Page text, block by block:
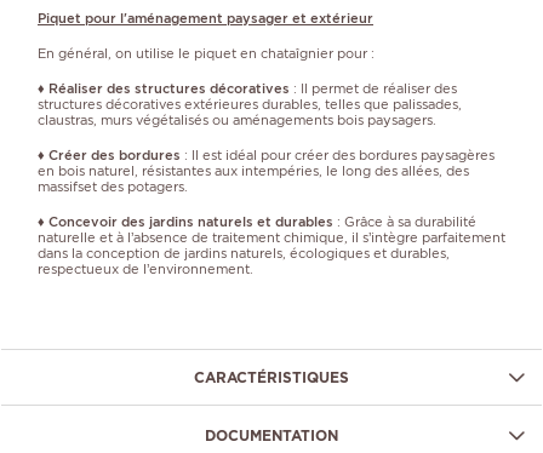
Piquet pour l'aménagement paysager et extérieur
En général, on utilise le piquet en chataîgnier pour :
♦ Réaliser des structures décoratives : Il permet de réaliser des
structures décoratives extérieures durables, telles que palissades,
claustras, murs végétalisés ou aménagements bois paysagers.
♦ Créer des bordures : Il est idéal pour créer des bordures paysagères
en bois naturel, résistantes aux intempéries, le long des allées, des
massifset des potagers.
♦ Concevoir des jardins naturels et durables : Grâce à sa durabilité
naturelle et à l’absence de traitement chimique, il s’intègre parfaitement
dans la conception de jardins naturels, écologiques et durables,
respectueux de l’environnement.
CARACTÉRISTIQUES
DOCUMENTATION